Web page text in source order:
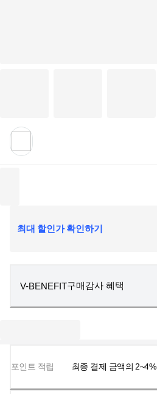
최대 할인가 확인하기
V-BENEFIT구매감사 혜택
포인트 적립 최종 결제 금액의 2~4%